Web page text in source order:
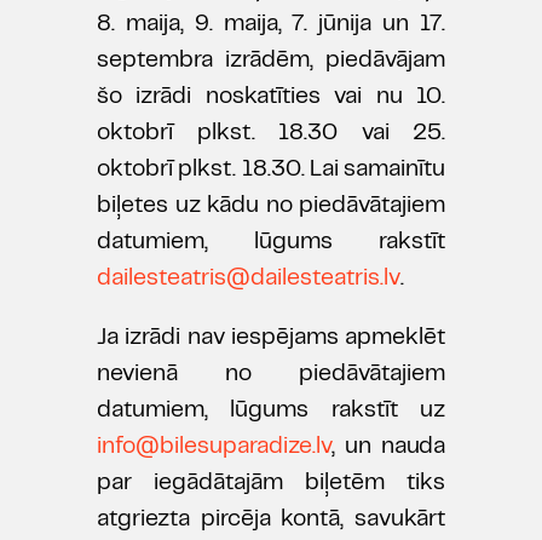
8. maija, 9. maija, 7. jūnija un 17.
septembra izrādēm, piedāvājam
šo izrādi noskatīties vai nu 10.
oktobrī plkst. 18.30 vai 25.
oktobrī plkst. 18.30. Lai samainītu
biļetes uz kādu no piedāvātajiem
datumiem, lūgums rakstīt
dailesteatris@dailesteatris.lv.
Ja izrādi nav iespējams apmeklēt
nevienā no piedāvātajiem
datumiem, lūgums rakstīt uz
info@bilesuparadize.lv, un nauda
par iegādātajām biļetēm tiks
atgriezta pircēja kontā, savukārt